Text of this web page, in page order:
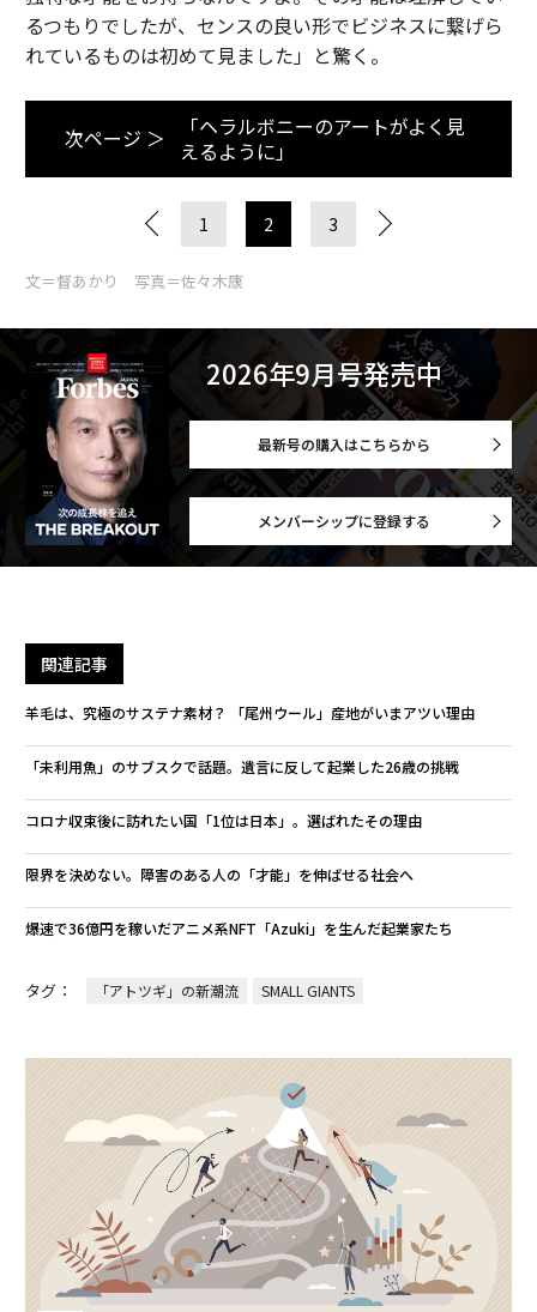
るつもりでしたが、センスの良い形でビジネスに繋げら
れているものは初めて見ました」と驚く。
次ページ ＞
「ヘラルボニーのアートがよく見
えるように」
1 2 3
文＝督あかり 写真＝佐々木康
2026年9月号発売中
最新号の購入はこちらから
メンバーシップに登録する
関連記事
羊毛は、究極のサステナ素材？ 「尾州ウール」産地がいまアツい理由
「未利用魚」のサブスクで話題。遺言に反して起業した26歳の挑戦
コロナ収束後に訪れたい国「1位は日本」。選ばれたその理由
限界を決めない。障害のある人の「才能」を伸ばせる社会へ
爆速で36億円を稼いだアニメ系NFT「Azuki」を生んだ起業家たち
タグ： 「アトツギ」の新潮流 SMALL GIANTS